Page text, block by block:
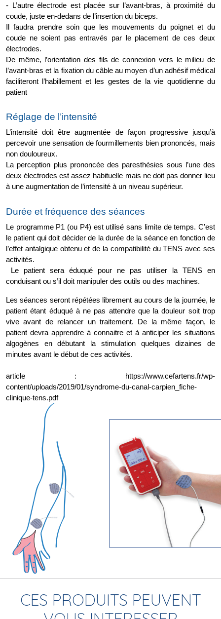
- L’autre électrode est placée sur l’avant-bras, à proximité du
coude, juste en-dedans de l’insertion du biceps.
Il faudra prendre soin que les mouvements du poignet et du
coude ne soient pas entravés par le placement de ces deux
électrodes.
De même, l’orientation des fils de connexion vers le milieu de
l’avant-bras et la fixation du câble au moyen d’un adhésif médical
faciliteront l’habillement et les gestes de la vie quotidienne du
patient
Réglage de l’intensité
L’intensité doit être augmentée de façon progressive jusqu’à
percevoir une sensation de fourmillements bien prononcés, mais
non douloureux.
La perception plus prononcée des paresthésies sous l’une des
deux électrodes est assez habituelle mais ne doit pas donner lieu
à une augmentation de l’intensité à un niveau supérieur.
Durée et fréquence des séances
Le programme P1 (ou P4) est utilisé sans limite de temps. C’est
le patient qui doit décider de la durée de la séance en fonction de
l’effet antalgique obtenu et de la compatibilité du TENS avec ses
activités.
Le patient sera éduqué pour ne pas utiliser la TENS en
conduisant ou s’il doit manipuler des outils ou des machines.
Les séances seront répétées librement au cours de la journée, le
patient étant éduqué à ne pas attendre que la douleur soit trop
vive avant de relancer un traitement. De la même façon, le
patient devra apprendre à connaitre et à anticiper les situations
algogènes en débutant la stimulation quelques dizaines de
minutes avant le début de ces activités.
article : https://www.cefartens.fr/wp-
content/uploads/2019/01/syndrome-du-canal-carpien_fiche-
clinique-tens.pdf
CES PRODUITS PEUVENT